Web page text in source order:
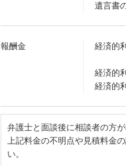
遺言書
報酬金 経済的
経済的
経済的
弁護士と面談後に相談者の方
上記料金の不明点や見積料金
い。